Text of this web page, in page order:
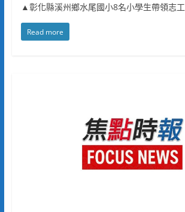
▲彰化縣溪州鄉水尾國小8名小學生帶領志工
Read more